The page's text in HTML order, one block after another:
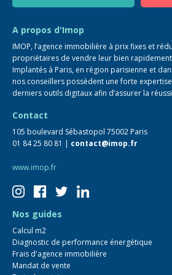
A propos d'Imop
IMOP, l’agence immobilière à prix fixes et
propriétaires de vendre leur bien
Implantés à Paris, en région parisienne et
nos conseillers possèdent une forte
derniers outils digitaux afin d’assurer la
Contact
105 boulevard Sébastopol 75002 Paris
01 84 25 80 81 | contact@imop.fr
www.imop.fr
Nos guides
Calcul m2
Diagnostic de performance énergétique
Frais d'agence immobilière
Mandat de vente